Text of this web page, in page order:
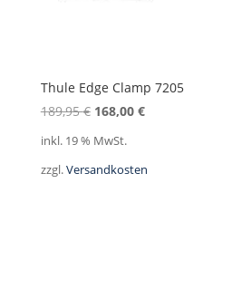
Thule Edge Clamp 7205
189,95€ Ursprünglicher
189,95 €
168,00 €Aktueller
168,00 €.
inkl. 19 % MwSt.
zzgl.Versandkosten